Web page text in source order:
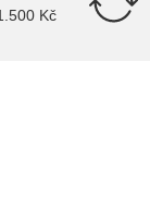
Kč